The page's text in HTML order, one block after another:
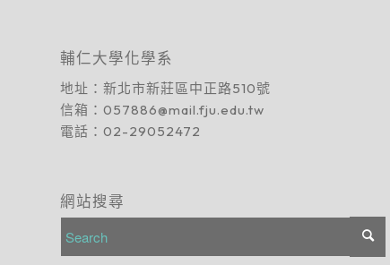
輔仁大學化學系
地址： 新北市新莊區中正路510號
信箱： 057886@mail.fju.edu.tw
電話： 02-29052472
網站搜尋